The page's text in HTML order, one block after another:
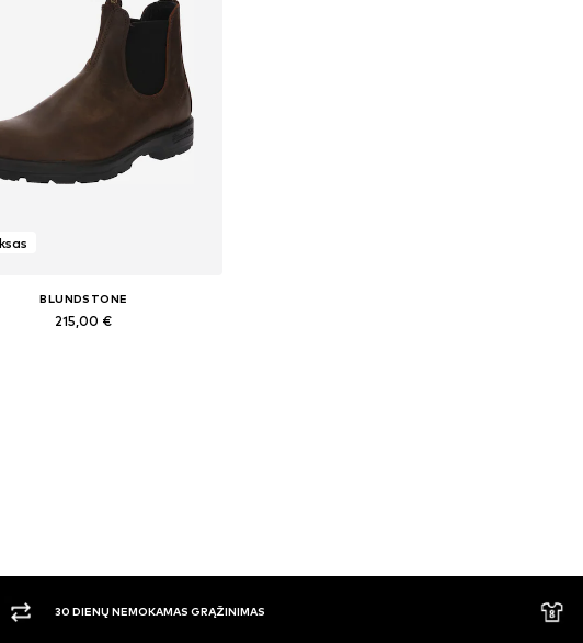
BLUNDSTONE
215,00 €
30 DIENŲ NEMOKAMAS GRĄŽINIMAS